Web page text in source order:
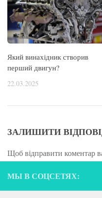
Який винахідник створив
перший двигун?
22.03.2025
ЗАЛИШИТИ
Щоб відправити коментар
МЫ В СОЦСЕТЯХ: